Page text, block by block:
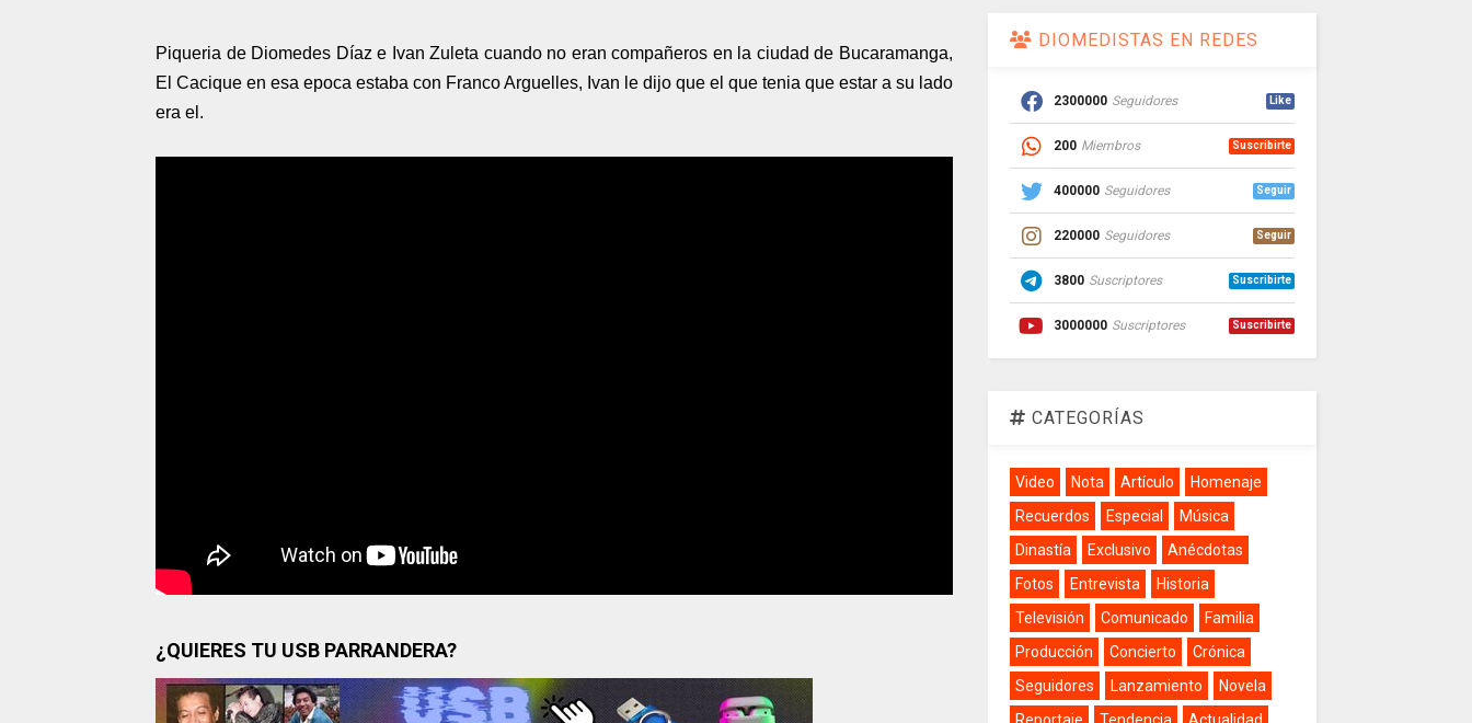
Piqueria de Diomedes Díaz e Ivan Zuleta cuando no eran compañeros en la ciudad de Bucaramanga,
El Cacique en esa epoca estaba con Franco Arguelles, Ivan le dijo que el que tenia que estar a su lado
era el.
¿QUIERES TU USB PARRANDERA?
DIOMEDISTAS EN REDES
2300000 Seguidores Like
200 Miembros Suscribirte
400000 Seguidores Seguir
220000 Seguidores Seguir
3800 Suscriptores Suscribirte
3000000 Suscriptores Suscribirte
CATEGORÍAS
Video Nota Artículo
Homenaje
Recuerdos
Especial
Música
Dinastía
Exclusivo
Anécdotas
Fotos
Entrevista
Historia
Televisión
Comunicado
Familia
Producción
Concierto
Crónica
Seguidores
Lanzamiento
Novela